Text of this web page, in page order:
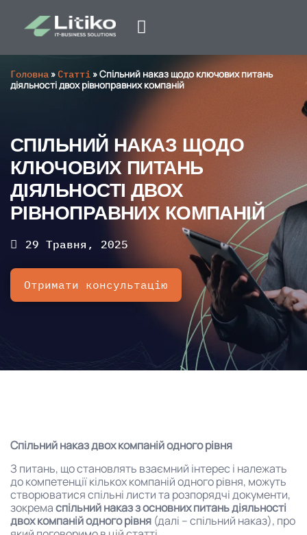
Головна »Статті »Спільний наказ щодо ключових питань
діяльності двох рівноправних компаній
СПІЛЬНИЙ НАКАЗ ЩОДО
КЛЮЧОВИХ ПИТАНЬ
ДІЯЛЬНОСТІ ДВОХ
РІВНОПРАВНИХ КОМПАНІЙ
29 Травня, 2025
Отримати консультацію
Спільний наказ двох компаній одного рівня
З питань, що становлять взаємний інтерес і належать
до компетенції кількох компаній одного рівня, можуть
створюватися спільні листи та розпорядчі документи,
зокремаспільний наказ з основних питань діяльності
двох компаній одного рівня (далі – спільний наказ), про